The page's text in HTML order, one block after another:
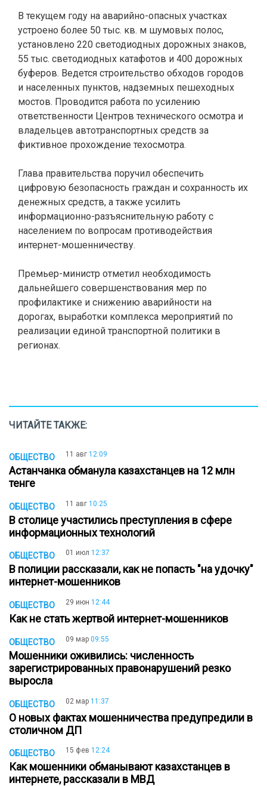
В текущем году на аварийно-опасных участках
устроено более 50 тыс. кв. м шумовых полос,
установлено 220 светодиодных дорожных знаков,
55 тыс. светодиодных катафотов и 400 дорожных
буферов. Ведется строительство обходов городов
и населенных пунктов, надземных пешеходных
мостов. Проводится работа по усилению
ответственности Центров технического осмотра и
владельцев автотранспортных средств за
фиктивное прохождение техосмотра.
Глава правительства поручил обеспечить
цифровую безопасность граждан и сохранность их
денежных средств, а также усилить
информационно-разъяснительную работу с
населением по вопросам противодействия
интернет-мошенничеству.
Премьер-министр отметил необходимость
дальнейшего совершенствования мер по
профилактике и снижению аварийности на
дорогах, выработки комплекса мероприятий по
реализации единой транспортной политики в
регионах.
ЧИТАЙТЕ ТАКЖЕ:
ОБЩЕСТВО 11 авг 12:09
Астанчанка обманула казахстанцев на 12 млн
тенге
ОБЩЕСТВО 11 авг 10:25
В столице участились преступления в сфере
информационных технологий
ОБЩЕСТВО 01 июл 12:37
В полиции рассказали, как не попасть "на удочку"
интернет-мошенников
ОБЩЕСТВО 29 июн 12:44
Как не стать жертвой интернет-мошенников
ОБЩЕСТВО 09 мар 09:55
Мошенники оживились: численность
зарегистрированных правонарушений резко
выросла
ОБЩЕСТВО 02 мар 11:37
О новых фактах мошенничества предупредили в
столичном ДП
ОБЩЕСТВО 15 фев 12:24
Как мошенники обманывают казахстанцев в
интернете, рассказали в МВД